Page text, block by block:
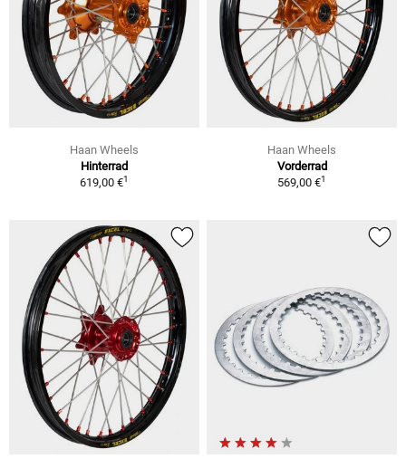
Haan Wheels
Hinterrad
619,00 €1
Haan Wheels
Vorderrad
569,00 €1